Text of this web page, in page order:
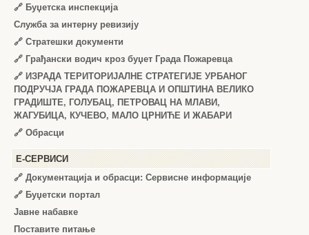
🔗 Буџетска инспекција
Служба за интерну ревизију
🔗 Стратешки документи
🔗 Грађански водич кроз буџет Града Пожаревца
🔗 ИЗРАДА ТЕРИТОРИЈАЛНЕ СТРАТЕГИЈЕ УРБАНОГ
ПОДРУЧЈА ГРАДА ПОЖАРЕВЦА И ОПШТИНА ВЕЛИКО
ГРАДИШТЕ, ГОЛУБАЦ, ПЕТРОВАЦ НА МЛАВИ,
ЖАГУБИЦА, КУЧЕВО, МАЛО ЦРНИЋЕ И ЖАБАРИ
🔗 Обрасци
Е-СЕРВИСИ
🔗 Документација и обрасци: Сервисне информације
🔗 Буџетски портал
Јавне набавке
Поставите питање